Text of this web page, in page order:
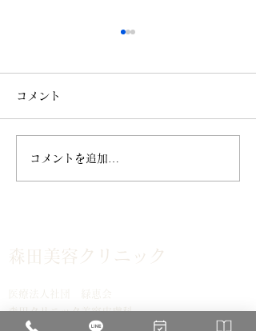
ZO® SKIN HEALTH キ
コメント
コメントを追加…
森田美容クリニック
医療法人社団 緑恵会
森田クリニック美容皮膚科